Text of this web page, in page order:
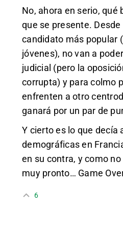
No, ahora en serio, qué
que se presente. Desde
candidato más popular
jóvenes), no van a
judicial (pero la
corrupta) y para colmo
enfrenten a otro
ganará por un par de
Y cierto es lo que decía
demográficas en
en su contra, y como
muy pronto… Game
6